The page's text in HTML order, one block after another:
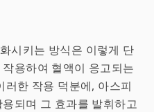
시키는 방식은 이렇게 단
용하여 혈액이 응고되는
러한 작용 덕분에, 아스피
되며 그 효과를 발휘하고